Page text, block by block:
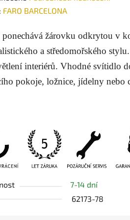
FARO BARCELONA
ponechává žárovku odkrytou v
a středomořského stylu.
interiérů. Vhodné svítidlo
pokoje, ložnice, jídelny nebo
7-14 dní
62173-78